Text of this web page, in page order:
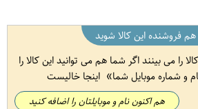
فروشنده این کالا شوید
را می بینند اگر شما هم می توانید این کالا را
و شماره موبایل شما اینجا خالیست
هم اکنون نام و موبایلتان را اضافه کنید